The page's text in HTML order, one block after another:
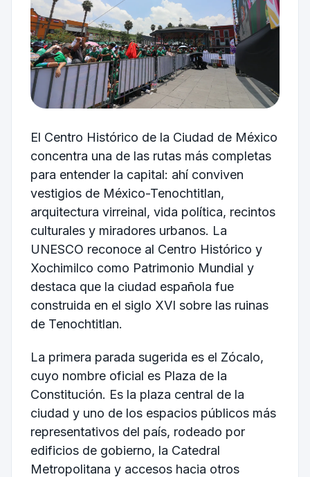
El Centro Histórico de la Ciudad de México
concentra una de las rutas más completas
para entender la capital: ahí conviven
vestigios de México-Tenochtitlan,
arquitectura virreinal, vida política, recintos
culturales y miradores urbanos. La
UNESCO reconoce al Centro Histórico y
Xochimilco como Patrimonio Mundial y
destaca que la ciudad española fue
construida en el siglo XVI sobre las ruinas
de Tenochtitlan.
La primera parada sugerida es el Zócalo,
cuyo nombre oficial es Plaza de la
Constitución. Es la plaza central de la
ciudad y uno de los espacios públicos más
representativos del país, rodeado por
edificios de gobierno, la Catedral
Metropolitana y accesos hacia otros